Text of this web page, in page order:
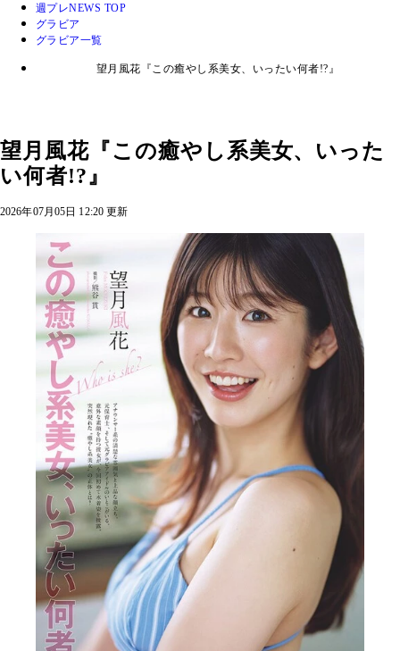
週プレNEWS TOP
グラビア
グラビア一覧
望月風花『この癒やし系美女、いったい何者!?』
望月風花『この癒やし系美女、いった
い何者!?』
2026年07月05日 12:20 更新